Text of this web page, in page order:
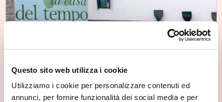
Questo sito web utilizza i cookie
Utilizziamo i cookie per personalizzare contenuti ed
annunci, per fornire funzionalità dei social media e per
La casa del tempo